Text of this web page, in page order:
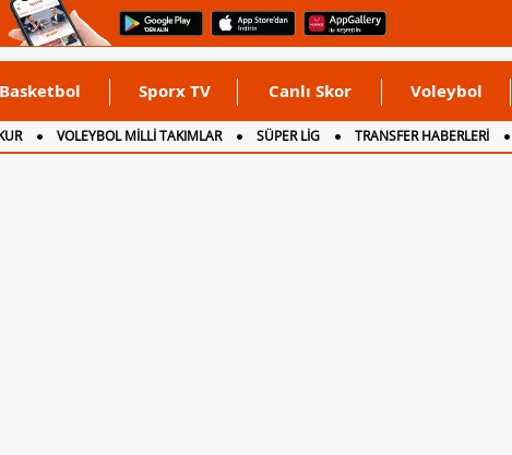
Basketbol Sporx TV Canlı Skor Voleybol
VOLEYBOL MİLLİ TAKIMLAR SÜPER LİG TRANSFER HABERLERİ